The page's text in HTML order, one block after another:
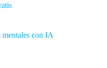
mentales con IA